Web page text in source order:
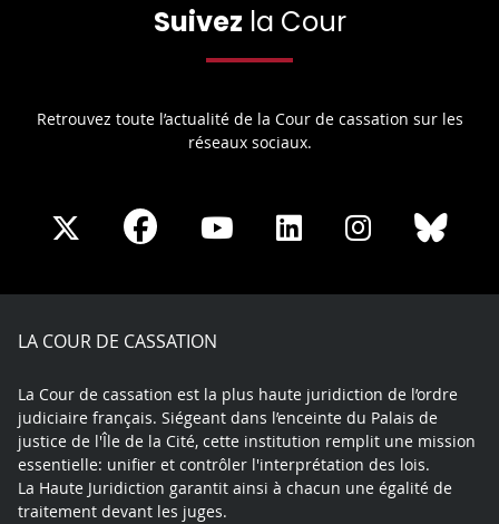
Suivez la Cour
Retrouvez toute l’actualité de la Cour de cassation sur les
réseaux sociaux.
Share
X
Share
Facebook
Share
Youtube
Share
LinkedIn
Share
Instagram
LA COUR DE CASSATION
La Cour de cassation est la plus haute juridiction de l’ordre
judiciaire français. Siégeant dans l’enceinte du Palais de
justice de l'Île de la Cité, cette institution remplit une mission
essentielle: unifier et contrôler l'interprétation des lois.
La Haute Juridiction garantit ainsi à chacun une égalité de
traitement devant les juges.